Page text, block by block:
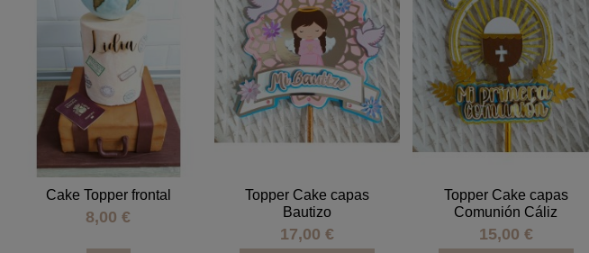
Cake Topper frontal
8,00 €
Topper Cake capas
Bautizo
17,00 €
Topper Cake capas
Comunión Cáliz
15,00 €